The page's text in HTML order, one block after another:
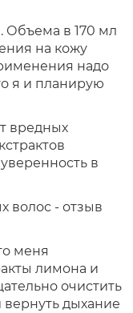
Объема в 170 мл
на кожу
надо
я и планирую
вредных
в
меня
лимона и
очистить
вернуть дыхание